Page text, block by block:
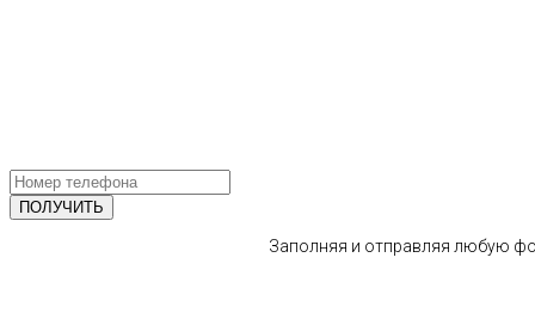
Заполняя и отправляя любую